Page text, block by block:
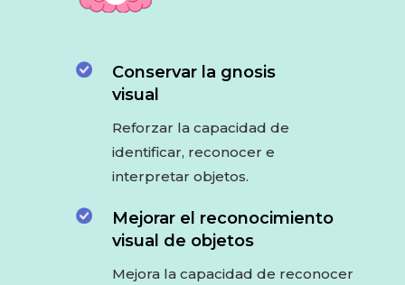
Conservar la gnosis
visual
Reforzar la capacidad de
identificar, reconocer e
interpretar objetos.
Mejorar el reconocimiento
visual de objetos
Mejora la capacidad de reconocer